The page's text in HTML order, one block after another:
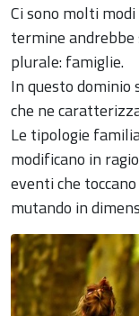
Ci sono molti
termine
plurale: famiglie.
In questo
che ne
Le tipologie
modificano in
eventi che
mutando in